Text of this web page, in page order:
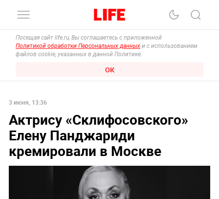
Посещая сайт life.ru, Вы соглашаетесь с приложенной
Политикой обработки Персональных данных и с использованием
файлов cookie, указанных в данной Политике.
ОК
3 июня, 13:36
Актрису «Склифосовского»
Елену Панджариди
кремировали в Москве